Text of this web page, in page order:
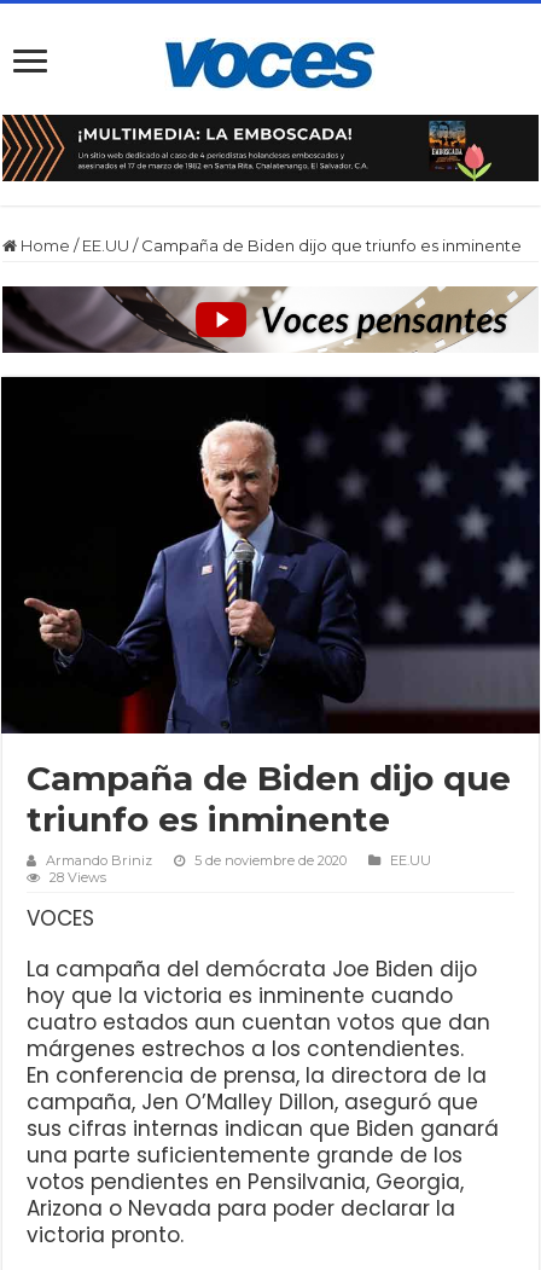
Home / EE.UU / Campaña de Biden dijo que triunfo es inminente
Campaña de Biden dijo que
triunfo es inminente
Armando Briniz 5 de noviembre de 2020
EE.UU
28 Views
VOCES
La campaña del demócrata Joe Biden dijo
hoy que la victoria es inminente cuando
cuatro estados aun cuentan votos que dan
márgenes estrechos a los contendientes.
En conferencia de prensa, la directora de la
campaña, Jen O’Malley Dillon, aseguró que
sus cifras internas indican que Biden ganará
una parte suficientemente grande de los
votos pendientes en Pensilvania, Georgia,
Arizona o Nevada para poder declarar la
victoria pronto.